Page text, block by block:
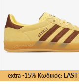
extra -15% Κωδικός: LAST